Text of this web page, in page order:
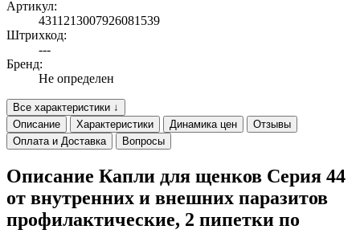
Артикул:
4311213007926081539
Штрихкод:
---
Бренд:
Не определен
Все характеристики ↓
Описание
Характеристики Динамика цен
Отзывы
Оплата и Доставка
Вопросы
Описание Капли для щенков Серия 44
от внутренних и внешних паразитов
профилактические, 2 пипетки по